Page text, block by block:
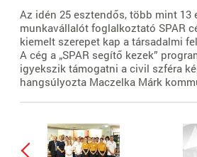
Az idén 25 esztendős, több mint 13
munkavállalót foglalkoztató SPAR
kiemelt szerepet kap a társadalmi
A cég a „SPAR segítő kezek”
igyekszik támogatni a civil szféra
hangsúlyozta Maczelka Márk